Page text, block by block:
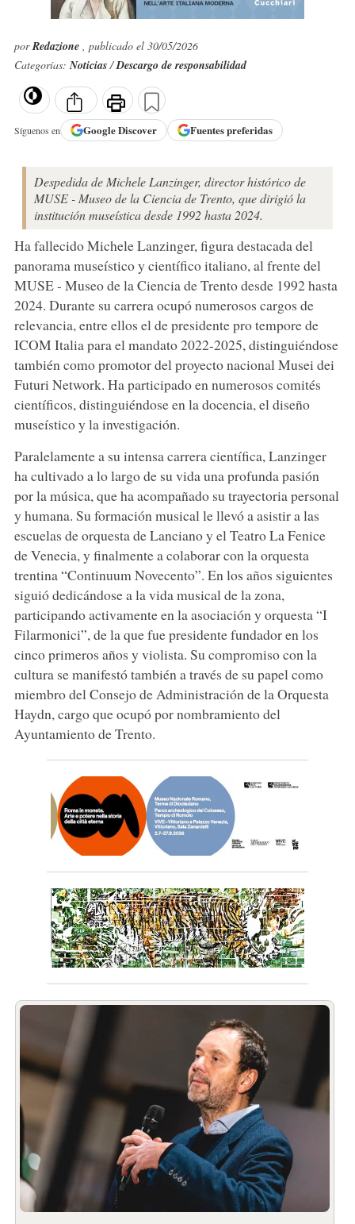
porRedazione , publicado el 30/05/2026
Categorías:Noticias/Descargo de responsabilidad
Síguenos en GoogleDiscover Fuentes preferidas
Despedida de Michele Lanzinger, director histórico de
MUSE - Museo de la Ciencia de Trento, que dirigió la
institución museística desde 1992 hasta 2024.
Ha fallecido Michele Lanzinger, figura destacada del
panorama museístico y científico italiano, al frente del
MUSE - Museo de la Ciencia de Trento desde 1992 hasta
2024. Durante su carrera ocupó numerosos cargos de
relevancia, entre ellos el de presidente pro tempore de
ICOM Italia para el mandato 2022-2025, distinguiéndose
también como promotor del proyecto nacional Musei dei
Futuri Network. Ha participado en numerosos comités
científicos, distinguiéndose en la docencia, el diseño
museístico y la investigación.
Paralelamente a su intensa carrera científica, Lanzinger
ha cultivado a lo largo de su vida una profunda pasión
por la música, que ha acompañado su trayectoria personal
y humana. Su formación musical le llevó a asistir a las
escuelas de orquesta de Lanciano y el Teatro La Fenice
de Venecia, y finalmente a colaborar con la orquesta
trentina “Continuum Novecento”. En los años siguientes
siguió dedicándose a la vida musical de la zona,
participando activamente en la asociación y orquesta “I
Filarmonici”, de la que fue presidente fundador en los
cinco primeros años y violista. Su compromiso con la
cultura se manifestó también a través de su papel como
miembro del Consejo de Administración de la Orquesta
Haydn, cargo que ocupó por nombramiento del
Ayuntamiento de Trento.